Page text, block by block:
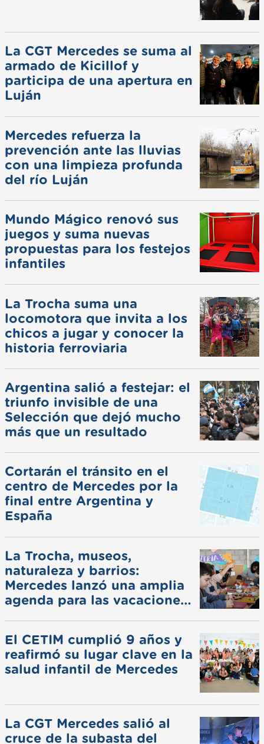
La CGT Mercedes se suma al
armado de Kicillof y
participa de una apertura en
Luján
Mercedes refuerza la
prevención ante las lluvias
con una limpieza profunda
del río Luján
Mundo Mágico renovó sus
juegos y suma nuevas
propuestas para los festejos
infantiles
La Trocha suma una
locomotora que invita a los
chicos a jugar y conocer la
historia ferroviaria
Argentina salió a festejar: el
triunfo invisible de una
Selección que dejó mucho
más que un resultado
Cortarán el tránsito en el
centro de Mercedes por la
final entre Argentina y
España
La Trocha, museos,
naturaleza y barrios:
Mercedes lanzó una amplia
agenda para las vacaciones
El CETIM cumplió 9 años y
reafirmó su lugar clave en la
salud infantil de Mercedes
La CGT Mercedes salió al
cruce de la subasta del